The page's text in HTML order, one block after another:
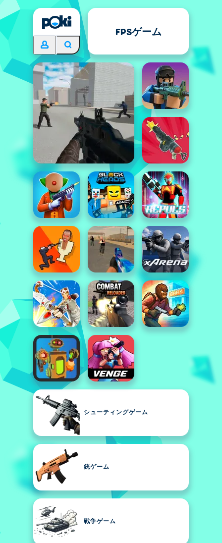
FPSゲーム
シューティングゲーム
銃ゲーム
戦争ゲーム